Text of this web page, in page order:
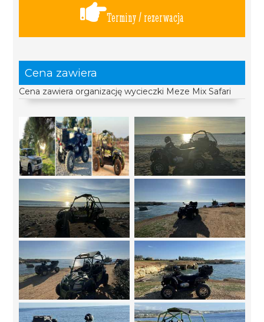
Terminy / rezerwacja
Cena zawiera
Cena zawiera organizację wycieczki Meze Mix Safari